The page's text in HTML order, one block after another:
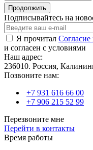
Продолжить
Подписывайтесь на
Я прочитал
и согласен с условиями
Наш адрес:
236010. Россия,
Позвоните нам:
+7 931 616 66 00
+7 906 215 52 99
Перезвоните мне
Перейти в контакты
Время работы